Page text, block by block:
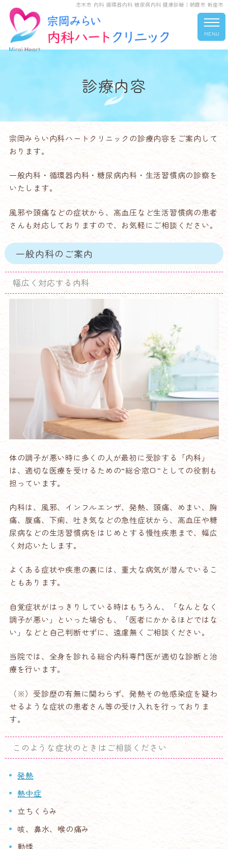
志木市 内科 循環器内科 糖尿病内科 健康診断｜朝霞市 新座市
MENU
診療内容
宗岡みらい内科ハートクリニックの診療内容をご案内して
おります。
一般内科・循環器内科・糖尿病内科・生活習慣病の診察を
いたします。
風邪や頭痛などの症状から、高血圧など生活習慣病の患者
さんも対応しておりますので、お気軽にご相談ください。
一般内科のご案内
幅広く対応する内科
体の調子が悪い時に多くの人が最初に受診する「内科」
は、適切な医療を受けるための“総合窓口”としての役割も
担っています。
内科は、風邪、インフルエンザ、発熱、頭痛、めまい、胸
痛、腹痛、下痢、吐き気などの急性症状から、高血圧や糖
尿病などの生活習慣病をはじめとする慢性疾患まで、幅広
く対応いたします。
よくある症状や疾患の裏には、重大な病気が潜んでいるこ
ともあります。
自覚症状がはっきりしている時はもちろん、「なんとなく
調子が悪い」といった場合も、「医者にかかるほどではな
い」などと自己判断せずに、遠慮無くご相談ください。
当院では、全身を診れる総合内科専門医が適切な診断と治
療を行います。
（※）受診歴の有無に関わらず、発熱その他感染症を疑わ
せるような症状の患者さん等の受け入れを行っておりま
す。
このような症状のときはご相談ください
発熱
熱中症
立ちくらみ
咳、鼻水、喉の痛み
動悸